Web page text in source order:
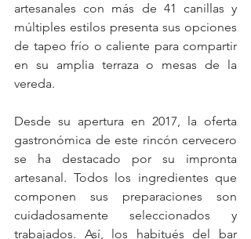
artesanales con más de 41 canillas y
múltiples estilos presenta sus opciones
de tapeo frío o caliente para compartir
en su amplia terraza o mesas de la
vereda.
Desde su apertura en 2017, la oferta
gastronómica de este rincón cervecero
se ha destacado por su impronta
artesanal. Todos los ingredientes que
componen sus preparaciones son
cuidadosamente seleccionados y
trabajados. Así, los habitués del bar